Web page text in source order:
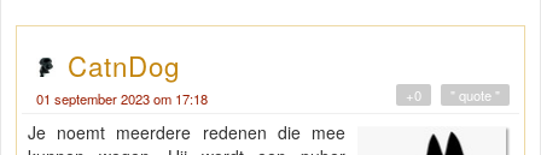
CatnDog
01 september 2023 om 17:18 " quote "
+0
Je noemt meerdere redenen die mee